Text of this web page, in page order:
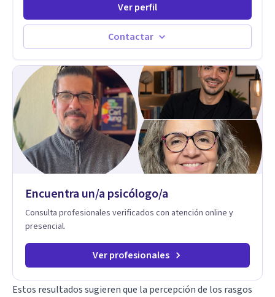
aman, lideran y se comunican. Con más de 20 años de
experiencia, acompaña a personas, parejas y líderes en
procesos de desarrollo personal y profesional. Su trabajo se
centra en la regulación emocional, las relaciones de pareja, la
metodología combina psicología contemporánea,
neurociencias y estrategias de cambio basadas en evidencia
para fortalecer la autoestima, desarrollar habilidades
socioemocionales y promover cambios sostenibles. Como
divulgador científico, acerca la psicología y las neurociencias
a la vida cotidiana mediante contenidos claros, rigurosos y
aplicables, con el propósito de impulsar un bienestar integral.
Ver perfil
Contactar
Encuentra un/a psicólogo/a
Consulta profesionales verificados con atención online y
presencial.
Ver profesionales
Estos resultados sugieren que la percepción de los rasgos